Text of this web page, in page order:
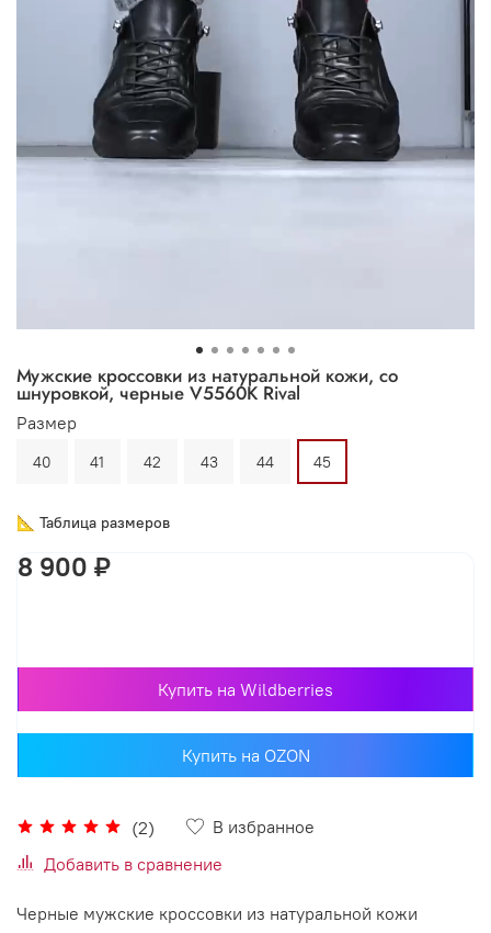
Мужские кроссовки из натуральной кожи, со
шнуровкой, черные V5560K Rival
(2)
В избранное
Добавить в сравнение
Размер
40 41 42 43 44 45
📐 Таблица размеров
8 900 ₽
Купить на Wildberries
Купить на OZON
Черные мужские кроссовки из натуральной кожи